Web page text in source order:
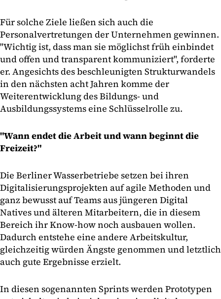
Für solche Ziele ließen sich auch die
Personalvertretungen der Unternehmen gewinnen.
"Wichtig ist, dass man sie möglichst früh einbindet
und offen und transparent kommuniziert", forderte
er. Angesichts des beschleunigten Strukturwandels
in den nächsten acht Jahren komme der
Weiterentwicklung des Bildungs- und
Ausbildungssystems eine Schlüsselrolle zu.
"Wann endet die Arbeit und wann beginnt die
Freizeit?"
Die Berliner Wasserbetriebe setzen bei ihren
Digitalisierungsprojekten auf agile Methoden und
ganz bewusst auf Teams aus jüngeren Digital
Natives und älteren Mitarbeitern, die in diesem
Bereich ihr Know-how noch ausbauen wollen.
Dadurch entstehe eine andere Arbeitskultur,
gleichzeitig würden Ängste genommen und letztlich
auch gute Ergebnisse erzielt.
In diesen sogenannten Sprints werden Prototypen